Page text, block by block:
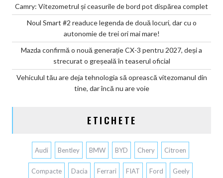
Camry: Vitezometrul și ceasurile de bord pot dispărea complet
Noul Smart #2 readuce legenda de două locuri, dar cu o
autonomie de trei ori mai mare!
Mazda confirmă o nouă generație CX-3 pentru 2027, deși a
strecurat o greșeală în teaserul oficial
Vehiculul tău are deja tehnologia să oprească vitezomanul din
tine, dar încă nu are voie
ETICHETE
Audi Bentley BMW BYD Chery Citroen
Compacte Dacia Ferrari FIAT Ford Geely